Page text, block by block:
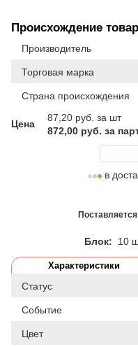
Происхождение
Производитель
Торговая марка
Страна происхождения
Цена
87,20 руб. за шт
872,00 руб. за
в
Блок: 10
Характеристики
Статус
Событие
Цвет